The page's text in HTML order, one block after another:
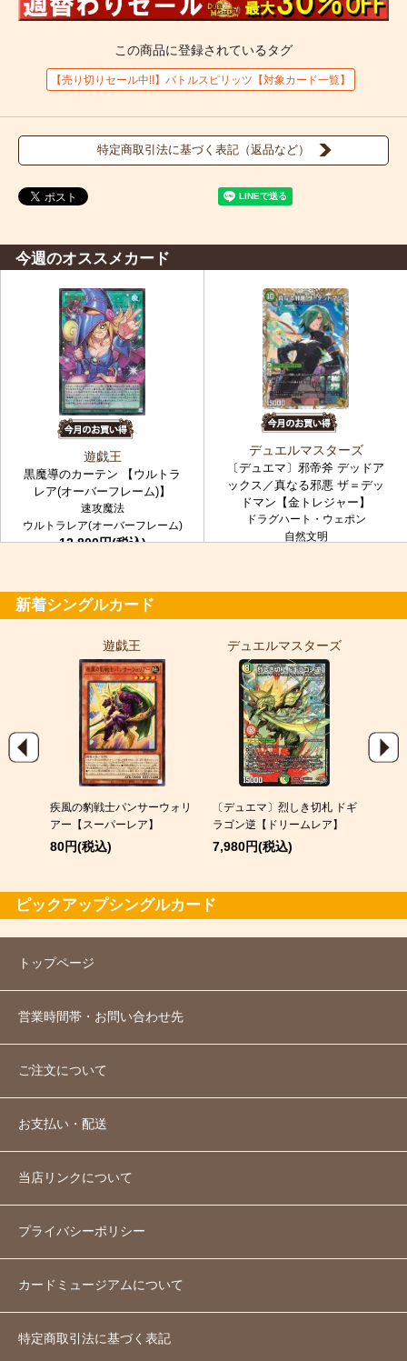
この商品に登録されているタグ
【売り切りセール中!!】バトルスピリッツ【対象カード一覧】
特定商取引法に基づく表記（返品など）
今週のオススメカード
遊戯王
黒魔導のカーテン 【ウルトラ
レア(オーバーフレーム)】
速攻魔法
ウルトラレア(オーバーフレーム)
12,800円(税込)
デュエルマスターズ
〔デュエマ〕邪帝斧 デッドア
ックス／真なる邪悪 ザ＝デッ
ドマン【金トレジャー】
ドラグハート・ウェポン
自然文明
新着シングルカード
遊戯王
疾風の豹戦士パンサーウォリ
アー【スーパーレア】
80円(税込)
デュエルマスターズ
〔デュエマ〕烈しき切札 ドギ
ラゴン逆【ドリームレア】
7,980円(税込)
ピックアップシングルカード
トップページ
営業時間帯・お問い合わせ先
ご注文について
お支払い・配送
当店リンクについて
プライバシーポリシー
カードミュージアムについて
特定商取引法に基づく表記